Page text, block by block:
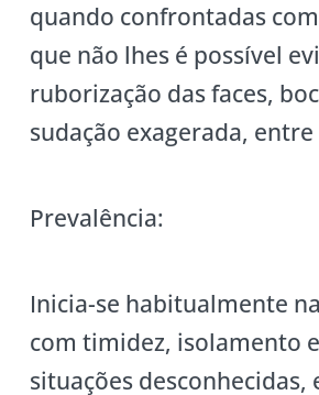
quando confrontadas
que não lhes é possível
ruborização das faces,
sudação exagerada,
Prevalência:
Inicia-se habitualmente
com timidez, isolamento
situações desconhecidas,